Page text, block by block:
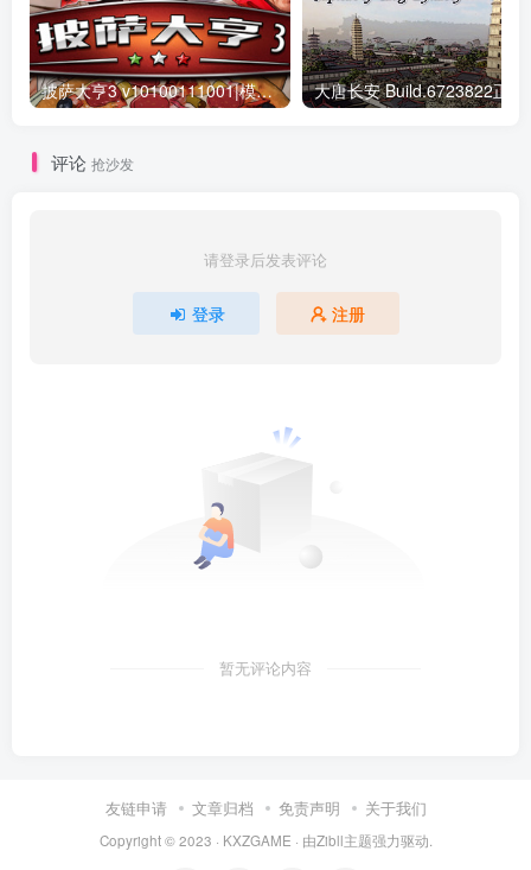
披萨大亨3 v10100111001|模拟经营|容量3.8GB|免安装绿色中文版
评论 抢沙发
请登录后发表评论
登录 注册
暂无评论内容
友链申请 文章归档 免责声明 关于我们
Copyright © 2023 · KXZGAME · 由Zibll主题强力驱动.